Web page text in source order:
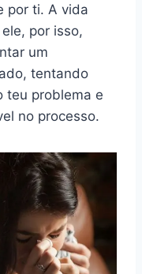
por ti. A vida
por isso,
um
tentando
teu problema e
no processo.